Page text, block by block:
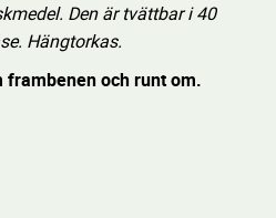
Den är tvättbar i 40
Hängtorkas.
och runt om.